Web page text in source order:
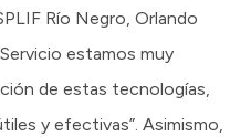
Río Negro, Orlando
estamos muy
de estas tecnologías,
y efectivas”. Asimismo,